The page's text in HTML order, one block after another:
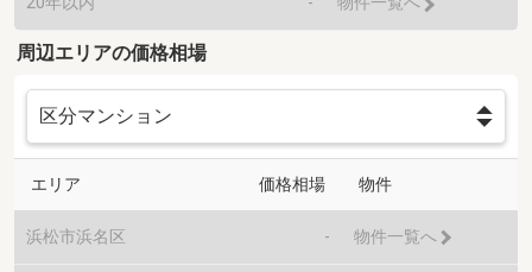
周辺エリアの価格相場
エリア 価格相場 物件
浜松市浜名区 - 物件一覧へ